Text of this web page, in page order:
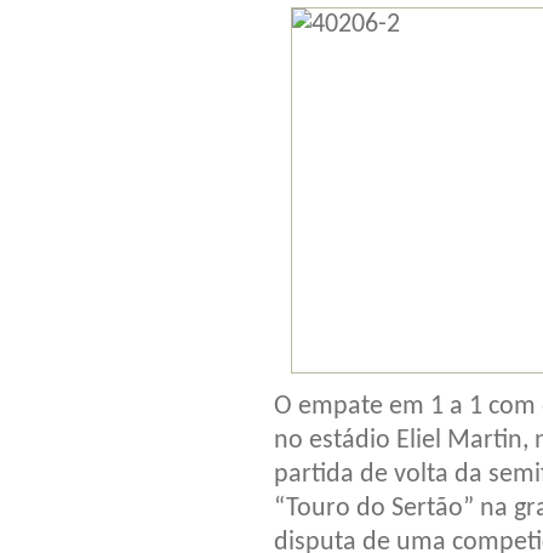
O empate em 1 a 1
no estádio Eliel Martin,
partida de volta da
“Touro do Sertão” na
disputa de uma